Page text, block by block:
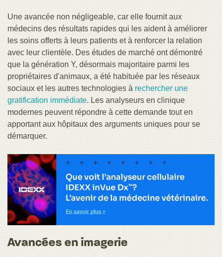
Une avancée non négligeable, car elle fournit aux
médecins des résultats rapides qui les aident à améliorer
les soins offerts à leurs patients et à renforcer la relation
avec leur clientèle. Des études de marché ont démontré
que la génération Y, désormais majoritaire parmi les
propriétaires d'animaux, a été habituée par les réseaux
sociaux et les autres technologies à rechercher une
gratification immédiate. Les analyseurs en clinique
modernes peuvent répondre à cette demande tout en
apportant aux hôpitaux des arguments uniques pour se
démarquer.
Avancées en imagerie